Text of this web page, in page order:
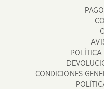
POLÍTICA
CONDICIONES